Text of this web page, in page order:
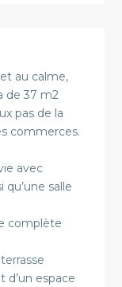
au calme,
de 37 m2
pas de la
commerces.
avec
salle
complète
d’un espace